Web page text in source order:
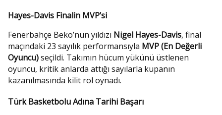
Hayes-Davis Finalin MVP’si
Fenerbahçe Beko’nun yıldızı Nigel Hayes-Davis, final
maçındaki 23 sayılık performansıyla MVP (En Değerli
Oyuncu)seçildi. Takımın hücum yükünü üstlenen
oyuncu, kritik anlarda attığı sayılarla kupanın
kazanılmasında kilit rol oynadı.
Türk Basketbolu Adına Tarihi Başarı